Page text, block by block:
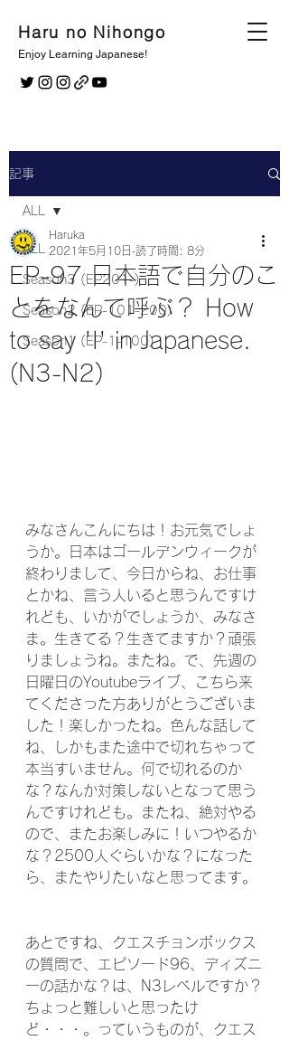
Haru no Nihongo
Enjoy Learning Japanese!
記事
ALL
Season3 (EP201-)
Season2 (EP-101-200)
Season1 (EP-1-100)
ALL
EP-97 日本語で自分のこ
とをなんて呼ぶ？ How
to say 'I' in Japanese.
(N3-N2)
Haruka
2021年5月10日 読了時間: 8分
みなさんこんにちは！お元気でしょ
うか。日本はゴールデンウィークが
終わりまして、今日からね、お仕事
とかね、言う人いると思うんですけ
れども、いかがでしょうか、みなさ
ま。生きてる？生きてますか？頑張
りましょうね。またね。で、先週の
日曜日のYoutubeライブ、こちら来
てくださった方ありがとうございま
した！楽しかったね。色んな話して
ね、しかもまた途中で切れちゃって
本当すいません。何で切れるのか
な？なんか対策しないとなって思う
んですけれども。またね、絶対やる
ので、またお楽しみに！いつやるか
な？2500人ぐらいかな？になった
ら、またやりたいなと思ってます。
あとですね、クエスチョンボックス
の質問で、エピソード96、ディズニ
ーの話かな？は、N3レベルですか？
ちょっと難しいと思ったけ
ど・・・。っていうものが、クエス